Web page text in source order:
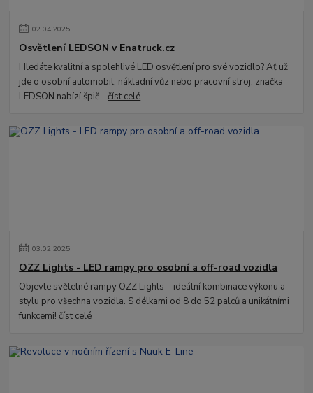
02.04.2025
Osvětlení LEDSON v Enatruck.cz
Hledáte kvalitní a spolehlivé LED osvětlení pro své vozidlo? Ať už
jde o osobní automobil, nákladní vůz nebo pracovní stroj, značka
LEDSON nabízí špič...číst celé
03.02.2025
OZZ Lights - LED rampy pro osobní a off-road vozidla
Objevte světelné rampy OZZ Lights – ideální kombinace výkonu a
stylu pro všechna vozidla. S délkami od 8 do 52 palců a unikátními
funkcemi!číst celé